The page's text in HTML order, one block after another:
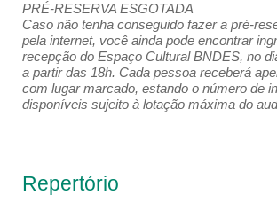
PRÉ-RESERVA ESGOTADA
Caso não tenha conseguido fazer a pré-
pela internet, você ainda pode encontrar
recepção do Espaço Cultural BNDES, no
a partir das 18h. Cada pessoa receberá
com lugar marcado, estando o número de
disponíveis sujeito à lotação máxima do
Repertório